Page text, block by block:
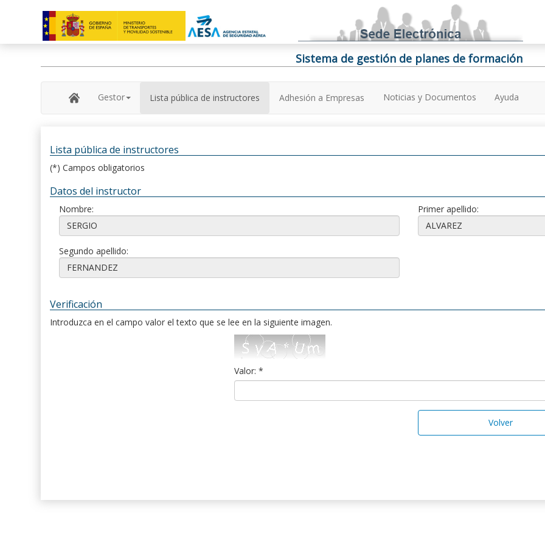
Sistema de gestión de planes de formación
Gestor Lista pública de instructores Adhesión a Empresas Noticias y Documentos Ayuda
Lista pública de instructores
(*) Campos obligatorios
Datos del instructor
Nombre: Primer apellido:
Segundo apellido:
Verificación
Introduzca en el campo valor el texto que se lee en la siguiente imagen.
Valor: *
Volver